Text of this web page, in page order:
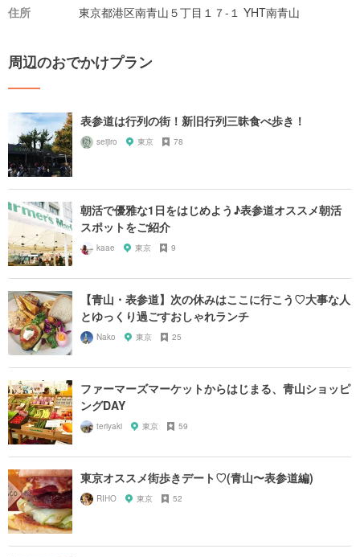
住所 東京都港区南青山５丁目１７-１ YHT南青山
周辺のおでかけプラン
表参道は行列の街！新旧行列三昧食べ歩き！
seijiro 東京 78
朝活で優雅な1日をはじめよう♪表参道オススメ朝活
スポットをご紹介
kaae 東京 9
【青山・表参道】次の休みはここに行こう♡大事な人
とゆっくり過ごすおしゃれランチ
Nako 東京 25
ファーマーズマーケットからはじまる、青山ショッピ
ングDAY
teriyaki 東京 59
東京オススメ街歩きデート♡(青山〜表参道編)
RIHO 東京 52